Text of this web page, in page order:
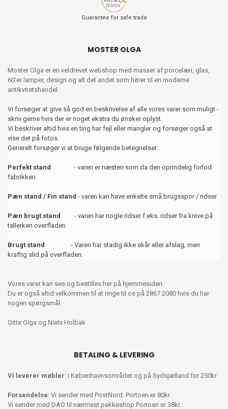
Guarantee for safe trade
MOSTER OLGA
Moster Olga er en veldrevet webshop med masser af porcelæn, glas,
60’er lamper, design og alt det andet som hører til en moderne
antikvitetshandel.
Vi forsøger at give så god en beskrivelse af alle vores varer som muligt -
skriv gerne hvis der er noget ekstra du ønsker oplyst.
Vi beskriver altid hvis en ting har fejl eller mangler og forsøger også at
vise det på fotos.
Generelt forsøger vi at bruge følgende betegnelser:
Perfekt stand - varen er næsten som da den oprindelig forlod
fabrikken
Pæn stand / Fin stand - varen kan have enkelte små brugsspor / ridser
Pæn brugt stand
- varen har nogle ridser f.eks. ridser fra knive på
tallerken overfladen
Brugt stand
- Varen har stadig ikke skår eller afslag, men
kraftig slid på overfladen.
Vores varer kan ses og bestilles her på hjemmesiden.
Du er også altid velkommen til at ringe til os på 2867 2080 hvis du har
nogen spørgsmål.
Gitte Olga og Niels Holbak
BETALING & LEVERING
Vi leverer møbler: I Københavnsområdet og på Sydsjælland for 250kr
Forsendelse: Vi sender med PostNord. Portoen er 80kr.
Vi sender med DAO til nærmest pakkeshop Portoen er 38kr.